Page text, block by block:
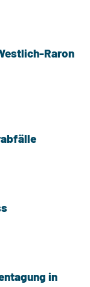
Raron
in